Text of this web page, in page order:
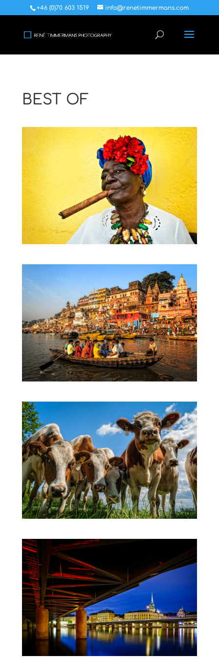
+46 (0)70 603 1519 info@renetimmermans.com
BEST OF